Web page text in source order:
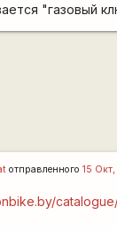
"газовый
отправленного 15